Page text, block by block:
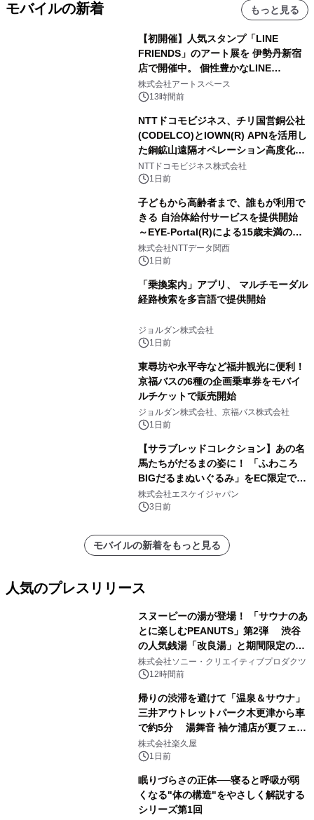
モバイルの新着 もっと見る
【初開催】人気スタンプ「LINE
FRIENDS」のアート展を 伊勢丹新宿
店で開催中。 個性豊かなLINE
FRIENDSの仲間たちが インテリアア
ートとして新たな魅力を発信。
株式会社アートスペース
13時間前
NTTドコモビジネス、チリ国営銅公社
(CODELCO)とIOWN(R) APNを活用し
た銅鉱山遠隔オペレーション高度化に
向けた調査・実証を開始
NTTドコモビジネス株式会社
1日前
子どもから高齢者まで、誰もが利用で
きる 自治体給付サービスを提供開始
～EYE-Portal(R)による15歳未満の本
人認証と デジタルデバイド対策で実現
～
株式会社NTTデータ関西
1日前
「乗換案内」アプリ、 マルチモーダル
経路検索を多言語で提供開始
ジョルダン株式会社
1日前
東尋坊や永平寺など福井観光に便利！
京福バスの6種の企画乗車券をモバイ
ルチケットで販売開始
ジョルダン株式会社、京福バス株式会社
1日前
【サラブレッドコレクション】あの名
馬たちがだるまの姿に！ 「ふわころ
BIGだるまぬいぐるみ」をEC限定で受
注販売開始
株式会社エスケイジャパン
3日前
モバイルの新着をもっと見る
人気のプレスリリース
スヌーピーの湯が登場！ 「サウナのあ
とに楽しむPEANUTS」第2弾 渋谷
の人気銭湯「改良湯」と期間限定のコ
ラボレーション サウナイキタイコラ
ボグッズも発売決定！
株式会社ソニー・クリエイティブプロダクツ
12時間前
帰りの渋滞を避けて「温泉＆サウナ」
三井アウトレットパーク木更津から車
で約5分 湯舞音 袖ケ浦店が夏フェア
メニューを提供
株式会社楽久屋
1日前
眠りづらさの正体──寝ると呼吸が弱
くなる"体の構造"をやさしく解説する
シリーズ第1回